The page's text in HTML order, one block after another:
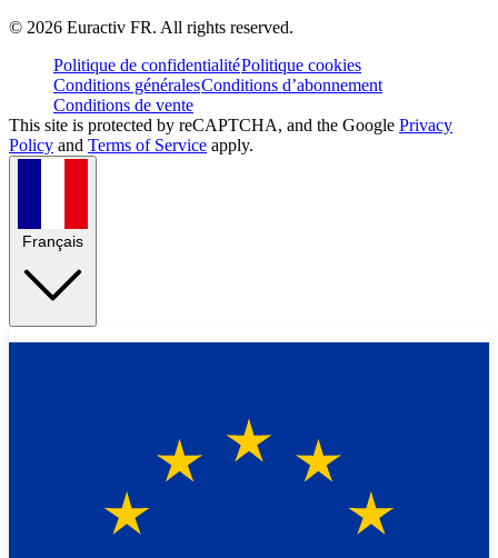
© 2026 Euractiv FR. All rights reserved.
Politique de confidentialitéPolitique cookies
Conditions généralesConditions d’abonnement
Conditions de vente
This site is protected by reCAPTCHA, and the Google Privacy
Policy and Terms of Service apply.
Français